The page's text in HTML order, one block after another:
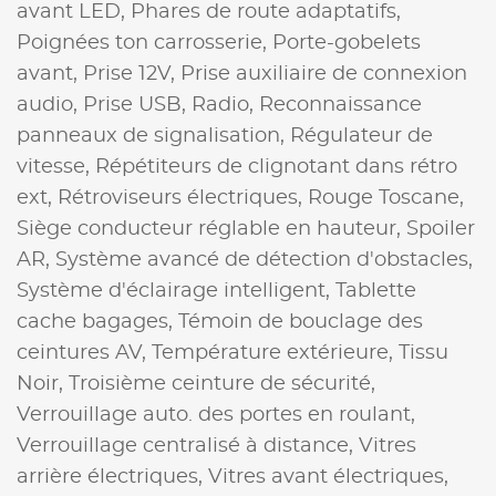
avant LED, Phares de route adaptatifs,
Poignées ton carrosserie, Porte-gobelets
avant, Prise 12V, Prise auxiliaire de connexion
audio, Prise USB, Radio, Reconnaissance
panneaux de signalisation, Régulateur de
vitesse, Répétiteurs de clignotant dans rétro
ext, Rétroviseurs électriques, Rouge Toscane,
Siège conducteur réglable en hauteur, Spoiler
AR, Système avancé de détection d'obstacles,
Système d'éclairage intelligent,
Tablette
cache bagages,
Témoin de bouclage des
ceintures AV,
Température extérieure,
Tissu
Noir,
Troisième ceinture de sécurité,
Verrouillage auto. des portes en roulant,
Verrouillage centralisé à distance, Vitres
arrière électriques, Vitres avant électriques,